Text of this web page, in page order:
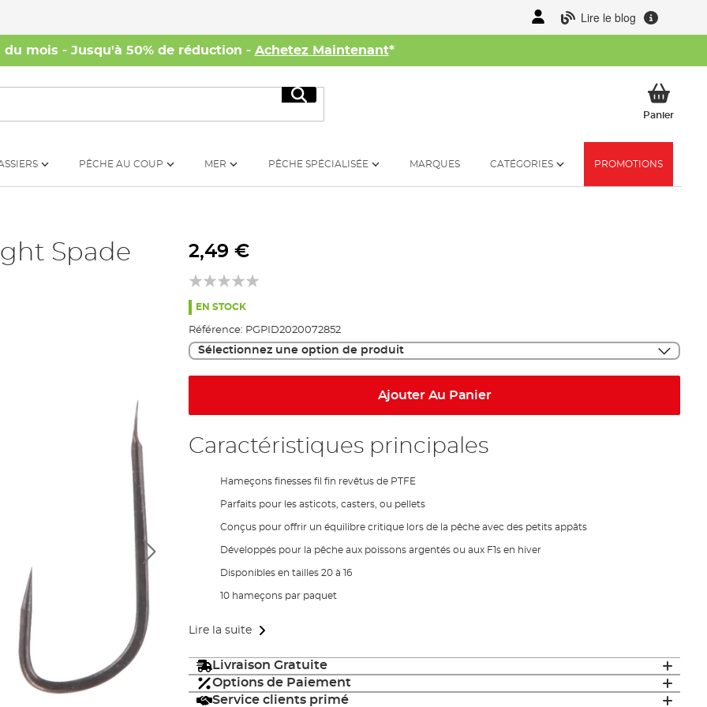
Lire le blog
du mois - Jusqu'à 50% de réduction - Achetez Maintenant*
Rechercher
PanierMon
PÊCHE AU COUP MER PÊCHE SPÉCIALISÉE MARQUES CATÉGORIES PROMOTIONS
Spade
2,49 €
EN STOCK
Référence: PGPID2020072852
Sélectionnez une option de produit
Ajouter Au Panier
Caractéristiques principales
Hameçons finesses fil fin revêtus de PTFE
Parfaits pour les asticots, casters, ou pellets
Conçus pour offrir un équilibre critique lors de la pêche avec des petits appâts
Développés pour la pêche aux poissons argentés ou aux F1s en hiver
Disponibles en tailles 20 à 16
10 hameçons par paquet
Lire la suite
Livraison Gratuite
Options de Paiement
Service clients primé